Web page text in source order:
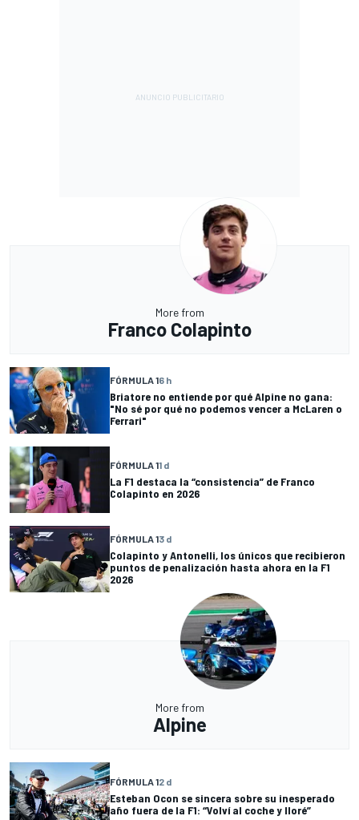
More from
Franco Colapinto
FÓRMULA 16 h
Briatore no entiende por qué Alpine no gana:
"No sé por qué no podemos vencer a McLaren o
Ferrari"
FÓRMULA 11 d
La F1 destaca la “consistencia” de Franco
Colapinto en 2026
FÓRMULA 13 d
Colapinto y Antonelli, los únicos que recibieron
puntos de penalización hasta ahora en la F1
2026
More from
Alpine
FÓRMULA 12 d
Esteban Ocon se sincera sobre su inesperado
año fuera de la F1: “Volví al coche y lloré”